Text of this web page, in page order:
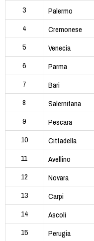
3
Palermo
4
Cremonese
5
Venecia
6
Parma
7
Bari
8
Salernitana
9
Pescara
10
Cittadella
11
Avellino
12
Novara
13
Carpi
14
Ascoli
15
Perugia